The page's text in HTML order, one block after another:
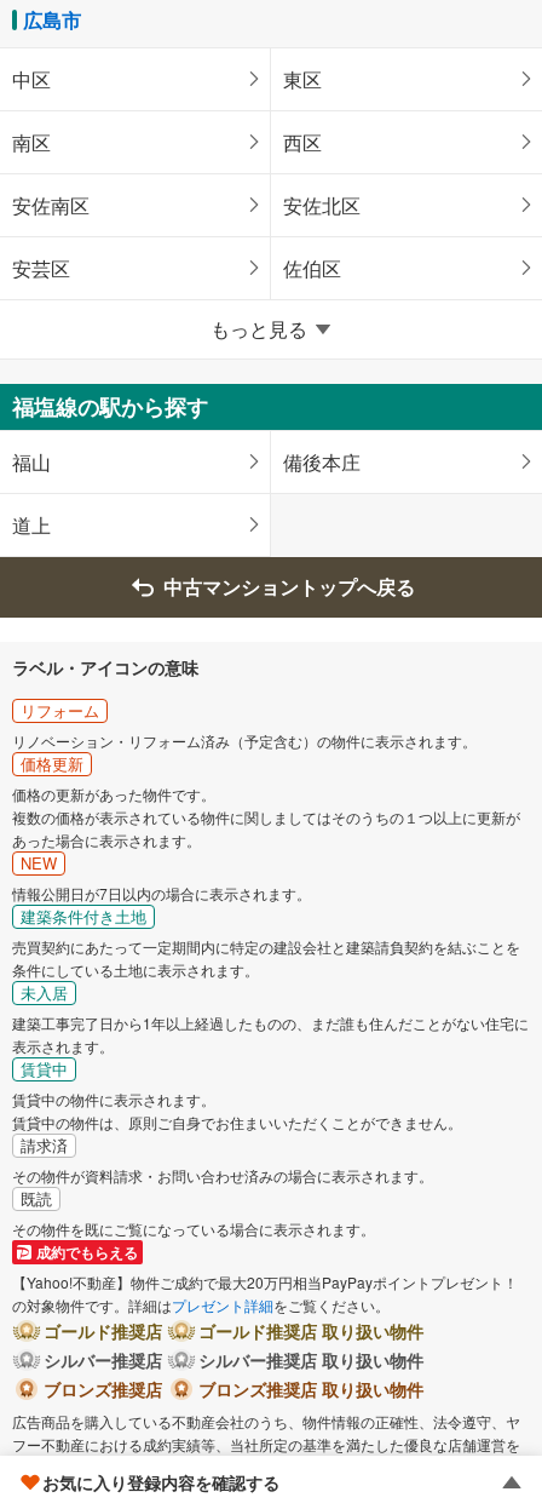
広島市
中区 東区
南区 西区
安佐南区 安佐北区
安芸区 佐伯区
広島県のそのほかの地域
呉市 三原市
尾道市 福山市
大竹市
安芸郡府中町
安芸郡坂町
もっと見る
福塩線の駅から探す
福山 備後本庄
道上
中古マンショントップへ戻る
ラベル・アイコンの意味
リフォーム
リノベーション・リフォーム済み（予定含む）の物件に表示されます。
価格更新
価格の更新があった物件です。
複数の価格が表示されている物件に関しましてはそのうちの１つ以上に更新が
あった場合に表示されます。
NEW
情報公開日が7日以内の場合に表示されます。
建築条件付き土地
売買契約にあたって一定期間内に特定の建設会社と建築請負契約を結ぶことを
条件にしている土地に表示されます。
未入居
建築工事完了日から1年以上経過したものの、まだ誰も住んだことがない住宅に
表示されます。
賃貸中
賃貸中の物件に表示されます。
賃貸中の物件は、原則ご自身でお住まいいただくことができません。
請求済
その物件が資料請求・お問い合わせ済みの場合に表示されます。
既読
その物件を既にご覧になっている場合に表示されます。
成約でもらえる
【Yahoo!不動産】物件ご成約で最大20万円相当PayPayポイントプレゼント！
の対象物件です。詳細はプレゼント詳細をご覧ください。
ゴールド推奨店
ゴールド推奨店 取り扱い物件
シルバー推奨店
シルバー推奨店 取り扱い物件
ブロンズ推奨店
ブロンズ推奨店 取り扱い物件
広告商品を購入している不動産会社のうち、物件情報の正確性、法令遵守、ヤ
フー不動産における成約実績等、当社所定の基準を満たした優良な店舗運営を
扱物件）に表示されます。
お気に入り登録内容を確認する